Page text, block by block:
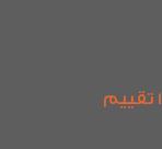
1 تقييم